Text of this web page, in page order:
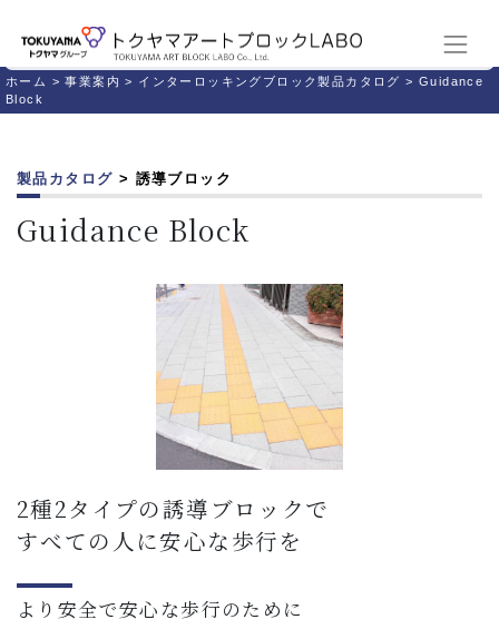
ホーム >事業案内 > インターロッキングブロック製品カタログ >Guidance
Block
製品カタログ > 誘導ブロック
Guidance Block
2種2タイプの誘導ブロックで
すべての人に安心な歩行を
より安全で安心な歩行のために